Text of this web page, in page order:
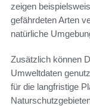
zeigen
gefährdeten Arten
natürliche
Zusätzlich können
Umweltdaten
für die langfristige